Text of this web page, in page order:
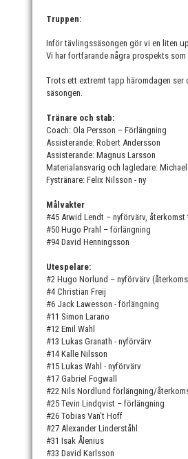
Truppen:
Inför tävlingssäsongen gör vi en liten
Vi har fortfarande några prospekts
Trots ett extremt tapp häromdagen
säsongen.
Tränare och stab:
Coach: Ola Persson – Förlängning
Assisterande: Robert Andersson
Assisterande: Magnus Larsson
Materialansvarig och lagledare:
Fystränare: Felix Nilsson - ny
Målvakter
#45 Arwid Lendt – nyförvärv,
#50 Hugo Prahl – förlängning
#94 David Henningsson
Utespelare:
#2 Hugo Norlund – nyförvärv
#4 Christian Freij
#6 Jack Lawesson - förlängning
#11 Simon Larano
#12 Emil Wahl
#13 Lukas Granath - nyförvärv
#14 Kalle Nilsson
#15 Lukas Wahl - nyförvärv
#17 Gabriel Fogwall
#22 Nils Nordlund förlängning/
#25 Tevin Lindqvist – förlängning
#26 Tobias Van’t Hoff
#27 Alexander Linderståhl
#31 Isak Ålenius
#33 David Karlsson